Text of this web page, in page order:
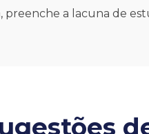
preenche a lacuna de